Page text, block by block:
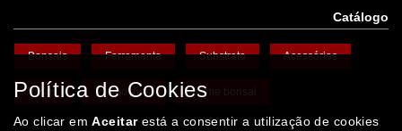
Catálogo
Bonsais Ferramenta Substrato Acessórios
Vasos Promoções Arame bonsai
Política de Cookies
Ao clicar emAceitarestá a consentir a utilização de cookies